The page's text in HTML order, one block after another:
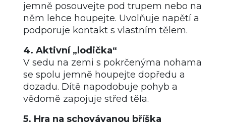
jemně posouvejte pod trupem nebo na
něm lehce houpejte. Uvolňuje napětí a
podporuje kontakt s vlastním tělem.
4. Aktivní „lodička“
V sedu na zemi s pokrčenýma nohama
se spolu jemně houpejte dopředu a
dozadu. Dítě napodobuje pohyb a
vědomě zapojuje střed těla.
5. Hra na schovávanou bříška